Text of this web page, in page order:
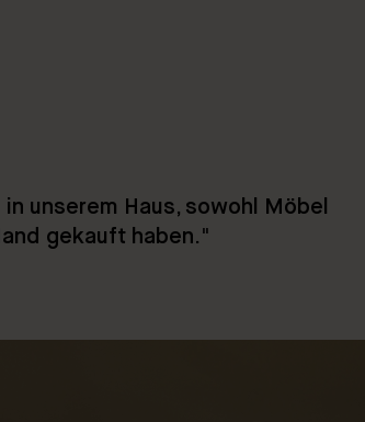
unserem Haus, sowohl Möbel
gekauft haben."